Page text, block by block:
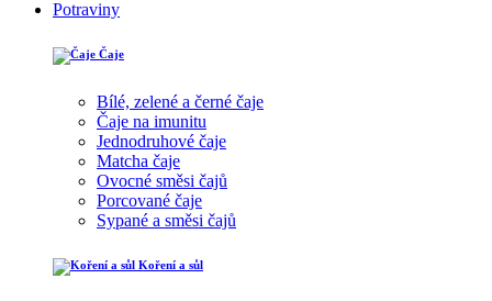
Potraviny
Čaje
Bílé, zelené a černé čaje
Čaje na imunitu
Jednodruhové čaje
Matcha čaje
Ovocné směsi čajů
Porcované čaje
Sypané a směsi čajů
Koření a sůl